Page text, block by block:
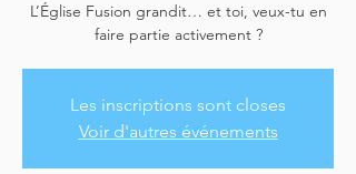
L’Église Fusion grandit… et toi, veux-tu en
faire partie activement ?
Les inscriptions sont closes
Voir d'autres événements